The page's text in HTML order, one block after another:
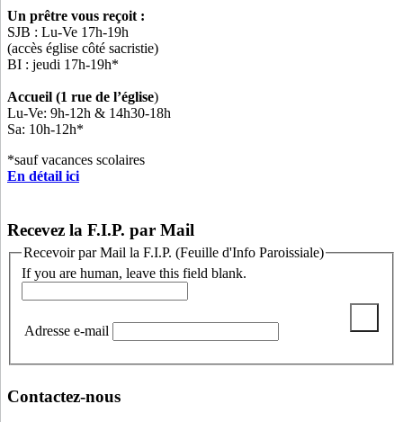
Un prêtre vous reçoit :
SJB : Lu-Ve 17h-19h
(accès église côté sacristie)
BI : jeudi 17h-19h*
Accueil (1 rue de l’église)
Lu-Ve: 9h-12h & 14h30-18h
Sa: 10h-12h*
*sauf vacances scolaires
En détail ici
Recevez la F.I.P. par Mail
Recevoir par Mail la F.I.P. (Feuille d'Info Paroissiale)
If you are human, leave this field blank.
Adresse e-mail
Contactez-nous